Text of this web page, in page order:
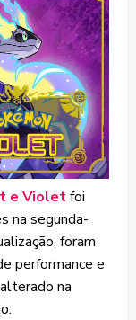
e Violetfoi
na segunda-
foram
performance e
na